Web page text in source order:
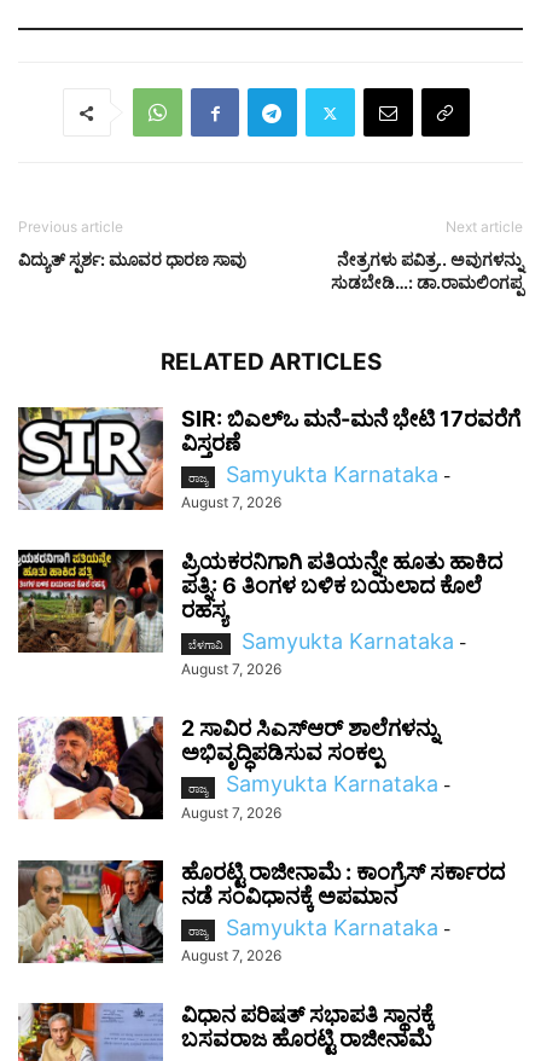
Previous article
ವಿದ್ಯುತ್ ಸ್ಪರ್ಶ: ಮೂವರ ಧಾರಣ ಸಾವು
Next article
ನೇತ್ರಗಳು ಪವಿತ್ರ.. ಅವುಗಳನ್ನು
ಸುಡಬೇಡಿ…: ಡಾ.ರಾಮಲಿಂಗಪ್ಪ
RELATED ARTICLES
SIR: ಬಿಎಲ್ಒ ಮನೆ-ಮನೆ ಭೇಟಿ 17ರವರೆಗೆ
ವಿಸ್ತರಣೆ
ರಾಜ್ಯ Samyukta Karnataka -
August 7, 2026
ಪ್ರಿಯಕರನಿಗಾಗಿ ಪತಿಯನ್ನೇ ಹೂತು ಹಾಕಿದ
ಪತ್ನಿ: 6 ತಿಂಗಳ ಬಳಿಕ ಬಯಲಾದ ಕೊಲೆ
ರಹಸ್ಯ
ಬೆಳಗಾವಿ Samyukta Karnataka -
August 7, 2026
2 ಸಾವಿರ ಸಿಎಸ್‌ಆರ್ ಶಾಲೆಗಳನ್ನು
ಅಭಿವೃದ್ಧಿಪಡಿಸುವ ಸಂಕಲ್ಪ
ರಾಜ್ಯ Samyukta Karnataka -
August 7, 2026
ಹೊರಟ್ಟಿ ರಾಜೀನಾಮೆ : ಕಾಂಗ್ರೆಸ್ ಸರ್ಕಾರದ
ನಡೆ ಸಂವಿಧಾನಕ್ಕೆ ಅಪಮಾನ
ರಾಜ್ಯ Samyukta Karnataka -
August 7, 2026
ವಿಧಾನ ಪರಿಷತ್ ಸಭಾಪತಿ ಸ್ಥಾನಕ್ಕೆ
ಬಸವರಾಜ ಹೊರಟ್ಟಿ ರಾಜೀನಾಮೆ